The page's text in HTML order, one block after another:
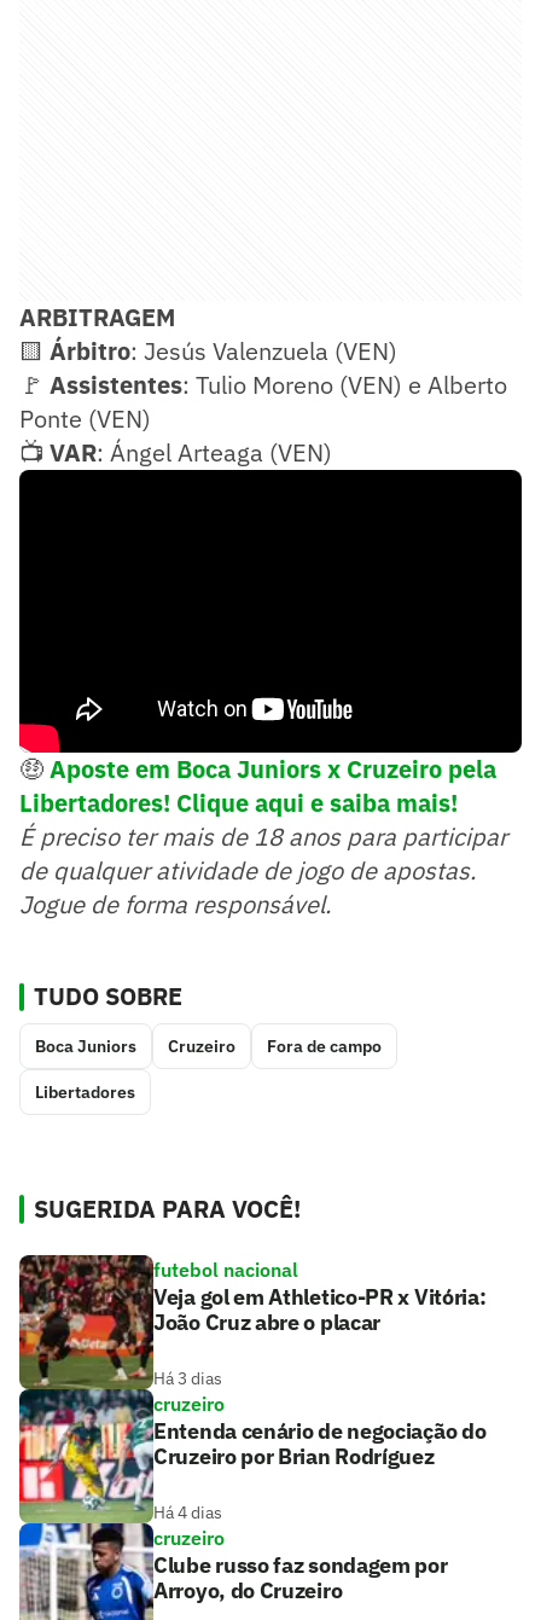
ARBITRAGEM
🟨 Árbitro: Jesús Valenzuela (VEN)
🚩 Assistentes: Tulio Moreno (VEN) e Alberto
Ponte (VEN)
📺 VAR: Ángel Arteaga (VEN)
🤑Aposte em Boca Juniors x Cruzeiro pela
Libertadores! Clique aqui e saiba mais!
É preciso ter mais de 18 anos para participar
de qualquer atividade de jogo de apostas.
Jogue de forma responsável.
TUDO SOBRE
Boca Juniors Cruzeiro Fora de campo
Libertadores
SUGERIDA PARA VOCÊ!
futebol nacional
Veja gol em Athletico-PR x Vitória:
João Cruz abre o placar
Há 3 dias
cruzeiro
Entenda cenário de negociação do
Cruzeiro por Brian Rodríguez
Há 4 dias
cruzeiro
Clube russo faz sondagem por
Arroyo, do Cruzeiro